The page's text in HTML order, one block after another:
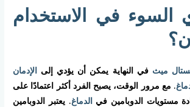
السوء في الاستخدام
ميث في النهاية يمكن أن يؤدي إلى الإدمان
. مع مرور الوقت، يصبح الفرد أكثر اعتمادًا على
مستويات الدوبامين فيالدماغ. يعتبر الدوبامين